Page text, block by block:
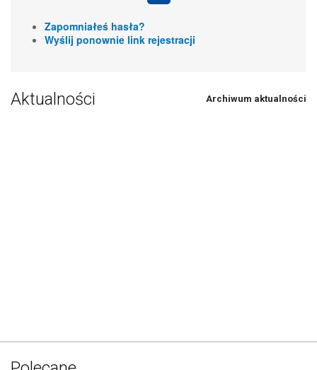
Zapomniałeś hasła?
Wyślij ponownie link rejestracji
Aktualności Archiwum aktualności